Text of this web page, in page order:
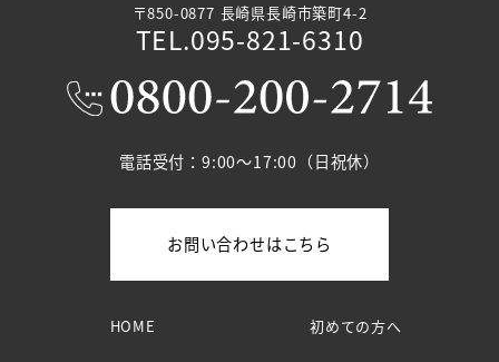
〒850-0877 長崎県長崎市築町4-2
TEL.095-821-6310
電話受付：9:00～17:00（日祝休）
お問い合わせはこちら
HOME 初めての方へ